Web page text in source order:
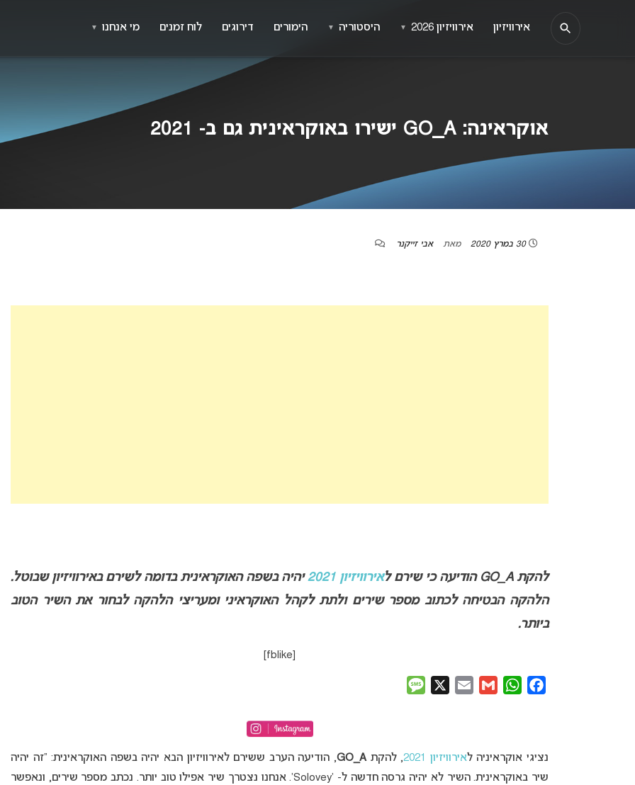
אוקראינה: GO_A ישירו באוקראינית גם ב- 2021
30 במרץ 2020 מאת אבי זייקנר
להקת GO_A הודיעה כי שירם ל אירוויזיון 2021
יהיה בשפה האוקראינית בדומה לשירם באירוויזיון שבוטל.
הלהקה הבטיחה לכתוב מספר שירים ולתת לקהל האוקראיני ומעריצי הלהקה לבחור את השיר הטוב
ביותר.
Facebook
WhatsApp
Gmail
Email
נציגי אוקראיניה לאירוויזיון 2021 , להקתGO_A, הודיעה הערב ששירם לאירוויזיון הבא יהיה בשפה האוקראינית: “זה יהיה
שיר באוקראינית. השיר לא יהיה גרסה חדשה ל- ‘Solovey’. אנחנו נצטרך שיר אפילו טוב יותר. נכתב מספר שירים, ונאפשר
אירוויזיון אירוויזיון 2026 ▼ היסטוריה ▼ הימורים דירוגים לוח זמנים מי אנחנו ▼